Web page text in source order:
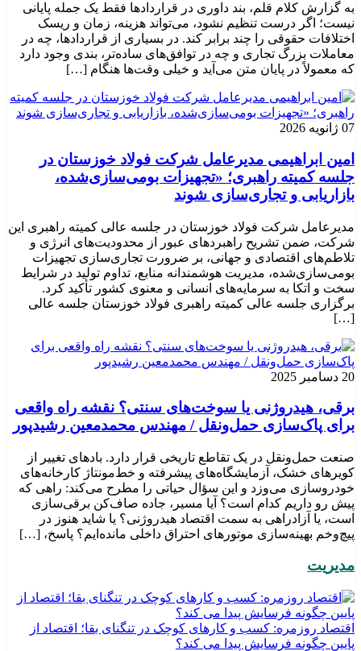
به گزارش کلام قلم، بند داوری در قراردادها فقط یک جمله پایانی
نیست؛ اگر درست تنظیم نشود، می‌تواند هزینه، زمان و ریسک
اختلافات حقوقی را چند برابر کند. در بسیاری از قراردادها، چه در
معاملات بزرگ تجاری و چه در توافق‌های ساده‌تر، بندی وجود دارد
که معمولاً در پایان متن می‌آید و خیلی وقت‌ها هنگام […]
07 ژانویه 2026
امین ابراهیمی مدیرعامل شرکت فولاد خوزستان در
جلسه کمیته راهبری؛ «تجهیزات بومی‌سازی‌شده،
بازاریابی و تجاری‌سازی شوند
مدیرعامل شرکت فولاد خوزستان در جلسه عالی کمیته راهبری این
شرکت، ضمن تشریح راهبردهای عبور از محدودیت‌های انرژی و
تلاطم‌های اقتصادی و جهانی، بر ضرورت تجاری‌سازی تجهیزات
بومی‌سازی‌شده، مدیریت هوشمندانه منابع، تداوم تولید در شرایط
سخت و اتکا به سرمایه‌های انسانی و معنوی کشور تأکید کرد.
برگزاری جلسه عالی کمیته راهبری فولاد خوزستان جلسه عالی
[…]
20 دسامبر 2025
برقی، هیدروژنی یا سوخت‌های سنتی؟ نقشه راه واقعی
برای پاک‌سازی حمل‌ونقل / مهندس محمدمعین رشیدپور
صنعت حمل‌ونقل در یک تقاطع تاریخی قرار دارد. بادهای تغییر از
کویرهای خشک، آزمایشگاه‌های پیشرفته و خط‌مونتاژ کارخانه‌های
خودروسازی می‌وزد و این سؤال حیاتی را مطرح می‌کند: راهی که
پیش رو داریم کدام است؟ آیا مسیر، جاده صاف‌کن برقی‌سازی
است، یا آزادراهی به سمت اقتصاد هیدروژنی؟ یا شاید هنوز در
پیچ‌وخم بهینه‌سازی موتورهای احتراق داخلی مانده‌ایم؟ پاسخ، […]
مدیریت
اقتصاد روزمره: کسب‌ و کارهای کوچک در تنگنای بقا؛ اقتصاد از
پایین چگونه فرسایش پیدا می کند؟